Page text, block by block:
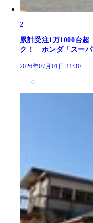
2
累計受注1万1000台
ク！ ホンダ「スーパ
2026年07月01日 11:30